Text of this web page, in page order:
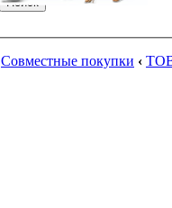
Совместные покупки ‹